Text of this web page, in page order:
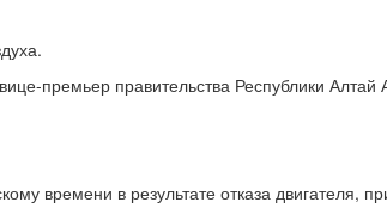
премьер правительства Республики
времени в результате отказа двигателя,